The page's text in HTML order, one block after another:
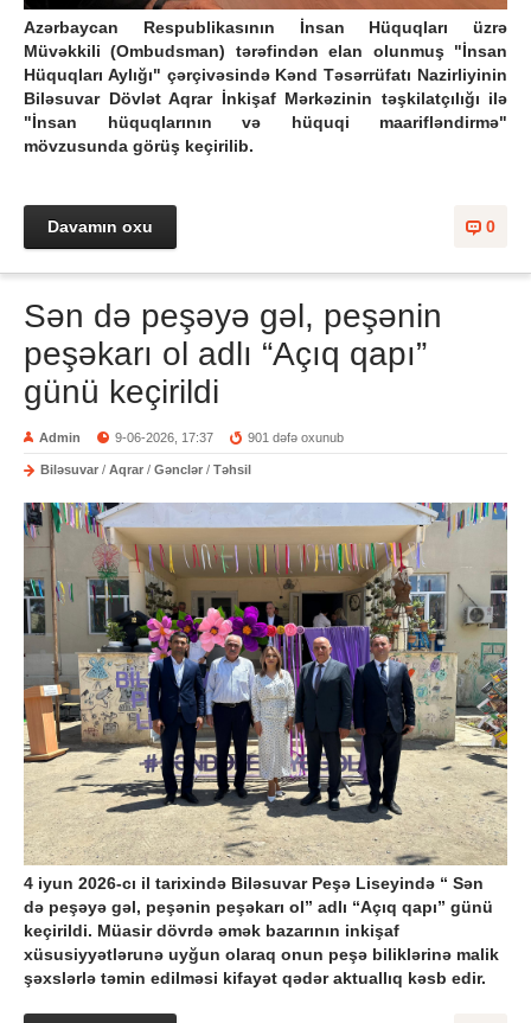
Azərbaycan Respublikasının İnsan Hüquqları üzrə
Müvəkkili (Ombudsman) tərəfindən elan olunmuş "İnsan
Hüquqları Aylığı" çərçivəsində Kənd Təsərrüfatı Nazirliyinin
Biləsuvar Dövlət Aqrar İnkişaf Mərkəzinin təşkilatçılığı ilə
"İnsan hüquqlarının və hüquqi maarifləndirmə"
mövzusunda görüş keçirilib.
0
Davamın oxu
Sən də peşəyə gəl, peşənin
peşəkarı ol adlı “Açıq qapı”
günü keçirildi
Admin 9-06-2026, 17:37 901 dəfə oxunub
Biləsuvar / Aqrar / Gənclər / Təhsil
4 iyun 2026-cı il tarixində Biləsuvar Peşə Liseyində “ Sən
də peşəyə gəl, peşənin peşəkarı ol” adlı “Açıq qapı” günü
keçirildi. Müasir dövrdə əmək bazarının inkişaf
xüsusiyyətlərunə uyğun olaraq onun peşə biliklərinə malik
şəxslərlə təmin edilməsi kifayət qədər aktuallıq kəsb edir.